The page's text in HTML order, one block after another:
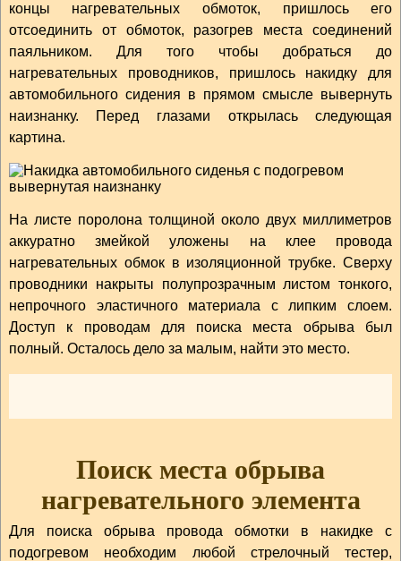
концы нагревательных обмоток, пришлось его
отсоединить от обмоток, разогрев места соединений
паяльником. Для того чтобы добраться до
нагревательных проводников, пришлось накидку для
автомобильного сидения в прямом смысле вывернуть
наизнанку. Перед глазами открылась следующая
картина.
На листе поролона толщиной около двух миллиметров
аккуратно змейкой уложены на клее провода
нагревательных обмок в изоляционной трубке. Сверху
проводники накрыты полупрозрачным листом тонкого,
непрочного эластичного материала с липким слоем.
Доступ к проводам для поиска места обрыва был
полный. Осталось дело за малым, найти это место.
Поиск места обрыва
нагревательного элемента
Для поиска обрыва провода обмотки в накидке с
подогревом необходим любой стрелочный тестер,